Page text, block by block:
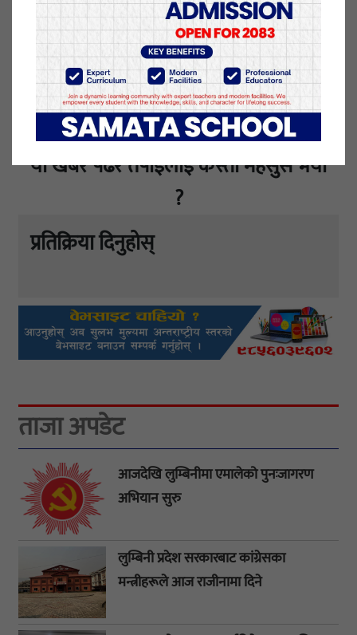
यो खबर पढेर तपाईलाई कस्तो महसुस भयो
?
प्रतिक्रिया दिनुहोस्
ताजा अपडेट
आजदेखि लुम्बिनीमा एमालेको पुनःजागरण
अभियान सुरु
लुम्बिनी प्रदेश सरकारबाट कांग्रेसका
मन्त्रीहरूले आज राजीनामा दिने